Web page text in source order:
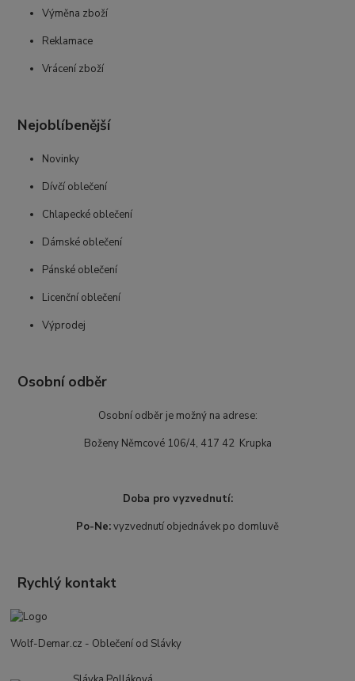
Výměna zboží
Reklamace
Vrácení zboží
Nejoblíbenější
Novinky
Dívčí oblečení
Chlapecké oblečení
Dámské oblečení
Pánské oblečení
Licenční oblečení
Výprodej
Osobní odběr
Osobní odběr je možný na adrese:
Boženy Němcové 106/4, 417 42 Krupka
Doba pro vyzvednutí:
Po-Ne:vyzvednutí objednávek po domluvě
Rychlý kontakt
Wolf-Demar.cz - Oblečení od Slávky